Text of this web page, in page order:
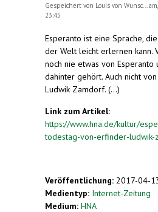
Gespeichert von Louis von Wunsc...
23:45
Esperanto ist eine Sprache,
der Welt leicht erlernen kann.
noch nie etwas von Esperanto
dahinter gehört. Auch nicht
Ludwik Zamdorf. (...)
Link zum Artikel:
https://www.hna.de/kultur/
todestag-von-erfinder-ludwik-
Veröffentlichung: 2017-04-
Medientyp: Internet-Zeitung
Medium: HNA